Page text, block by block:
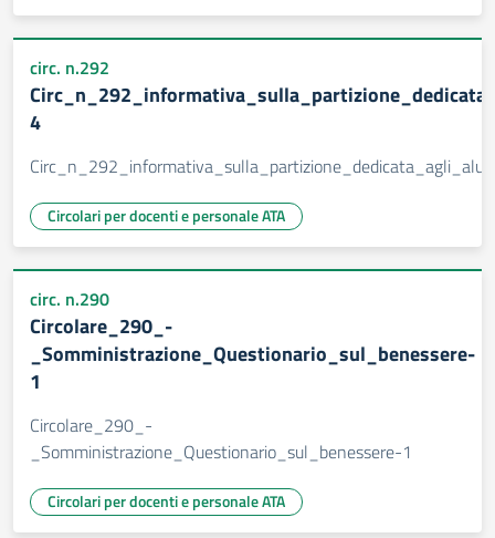
circ. n.292
4
Circolari per docenti e personale ATA
circ. n.290
Circolare_290_-
_Somministrazione_Questionario_sul_benessere-
1
Circolare_290_-
_Somministrazione_Questionario_sul_benessere-1
Circolari per docenti e personale ATA